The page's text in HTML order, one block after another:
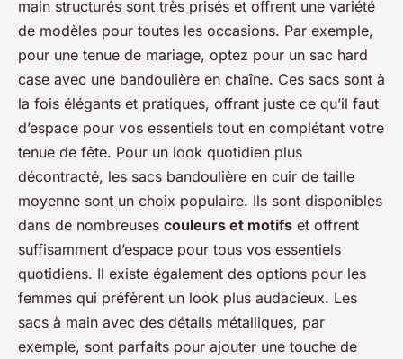
main structurés sont très prisés et offrent une variété
de modèles pour toutes les occasions. Par exemple,
pour une tenue de mariage, optez pour un sac hard
case avec une bandoulière en chaîne. Ces sacs sont à
la fois élégants et pratiques, offrant juste ce qu’il faut
d’espace pour vos essentiels tout en complétant votre
tenue de fête. Pour un look quotidien plus
décontracté, les sacs bandoulière en cuir de taille
moyenne sont un choix populaire. Ils sont disponibles
dans de nombreuses couleurs et motifs et offrent
suffisamment d’espace pour tous vos essentiels
quotidiens. Il existe également des options pour les
femmes qui préfèrent un look plus audacieux. Les
sacs à main avec des détails métalliques, par
exemple, sont parfaits pour ajouter une touche de